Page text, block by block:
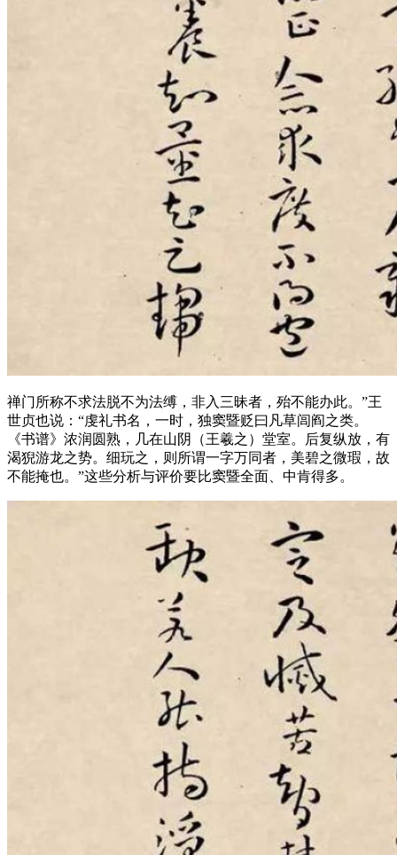
禅门所称不求法脱不为法缚，非入三昧者，殆不能办此。”王
世贞也说：“虔礼书名，一时，独窦暨贬曰凡草闾阎之类。
《书谱》浓润圆熟，几在山阴（王羲之）堂室。后复纵放，有
渴猊游龙之势。细玩之，则所谓一字万同者，美碧之微瑕，故
不能掩也。”这些分析与评价要比窦暨全面、中肯得多。